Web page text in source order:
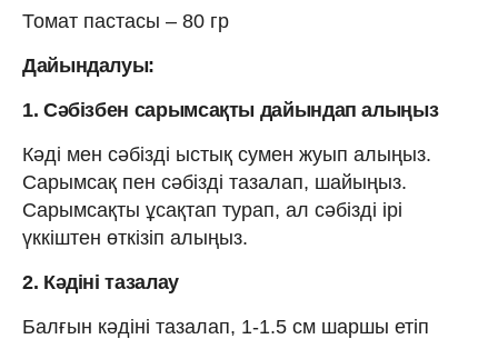
Томат пастасы – 80 гр
Дайындалуы:
1. Сәбізбен сарымсақты дайындап алыңыз
Кәді мен сәбізді ыстық сумен жуып алыңыз.
Сарымсақ пен сәбізді тазалап, шайыңыз.
Сарымсақты ұсақтап турап, ал сәбізді ірі
үккіштен өткізіп алыңыз.
2. Кәдіні тазалау
Балғын кәдіні тазалап, 1-1.5 см шаршы етіп